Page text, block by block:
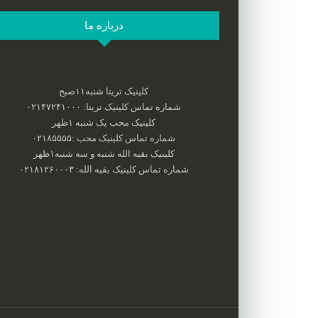
درباره ما
کلینیک تریتا شنبه۱۱صبح
شماره تماس کلینیک تریتا: ۰۲۱۴۷۲۴۱۰۰۰
کلینیک محب یک شنبه ۱ظهر
شماره تماس کلینیک محب :‌۰۲۱۸۵۵۵۵
کلینیک بقیه الله شنبه و سه شنبه۱ظهر
شماره تماس کلینیک بقیه الله: ۰۲۱۸۱۲۶۰۰۰۳